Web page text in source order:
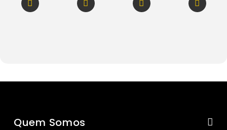
Quem Somos